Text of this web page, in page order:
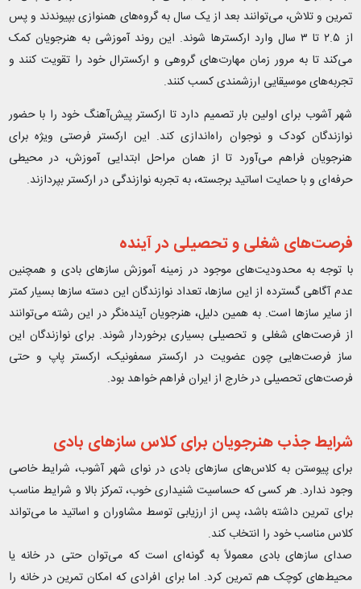
تمرین و تلاش، می‌توانند بعد از یک سال به گروه‌های همنوازی بپیوندند و پس
از ۲.۵ تا ۳ سال وارد ارکسترها شوند. این روند آموزشی به هنرجویان کمک
می‌کند تا به مرور زمان مهارت‌های گروهی و ارکسترال خود را تقویت کنند و
تجربه‌های موسیقایی ارزشمندی کسب کنند.
شهر آشوب برای اولین بار تصمیم دارد تا ارکستر پیش‌آهنگ خود را با حضور
نوازندگان کودک و نوجوان راه‌اندازی کند. این ارکستر فرصتی ویژه برای
هنرجویان فراهم می‌آورد تا از همان مراحل ابتدایی آموزش، در محیطی
حرفه‌ای و با حمایت اساتید برجسته، به تجربه نوازندگی در ارکستر بپردازند.
فرصت‌های شغلی و تحصیلی در آینده
با توجه به محدودیت‌های موجود در زمینه آموزش سازهای بادی و همچنین
عدم آگاهی گسترده از این سازها، تعداد نوازندگان این دسته سازها بسیار کمتر
از سایر سازها است. به همین دلیل، هنرجویان آینده‌نگر در این رشته می‌توانند
از فرصت‌های شغلی و تحصیلی بسیاری برخوردار شوند. برای نوازندگان این
ساز فرصت‌هایی چون عضویت در ارکستر سمفونیک، ارکستر پاپ و حتی
فرصت‌های تحصیلی در خارج از ایران فراهم خواهد بود.
شرایط جذب هنرجویان برای کلاس سازهای بادی
برای پیوستن به کلاس‌های سازهای بادی در نوای شهر آشوب، شرایط خاصی
وجود ندارد. هر کسی که حساسیت شنیداری خوب، تمرکز بالا و شرایط مناسب
برای تمرین داشته باشد، پس از ارزیابی توسط مشاوران و اساتید ما می‌تواند
کلاس مناسب خود را انتخاب کند.
صدای سازهای بادی معمولاً به گونه‌ای است که می‌توان حتی در خانه یا
محیط‌های کوچک هم تمرین کرد. اما برای افرادی که امکان تمرین در خانه را